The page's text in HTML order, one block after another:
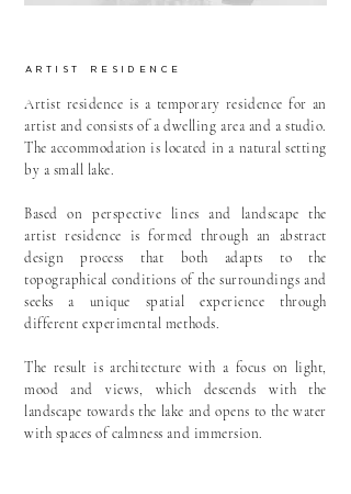
artist residence
Artist residence is a temporary residence for an
artist and consists of a dwelling area and a studio.
The accommodation is located in a natural setting
by a small lake.
Based on perspective lines and landscape the
artist residence is formed through an abstract
design process that both adapts to the
topographical conditions of the surroundings and
seeks a unique spatial experience through
different experimental methods.
The result is architecture with a focus on light,
mood and views, which descends with the
landscape towards the lake and opens to the water
with spaces of calmness and immersion.